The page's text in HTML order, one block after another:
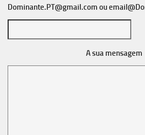
Dominante.PT@gmail.com ou
A sua mensagem